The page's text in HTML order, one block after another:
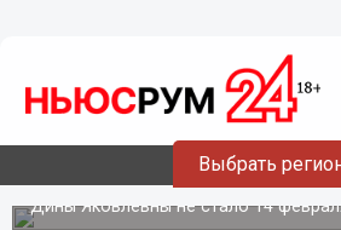
Выбрать
Экс-мэр Нижнего
поделился
Дины Яковлевны не стало 14